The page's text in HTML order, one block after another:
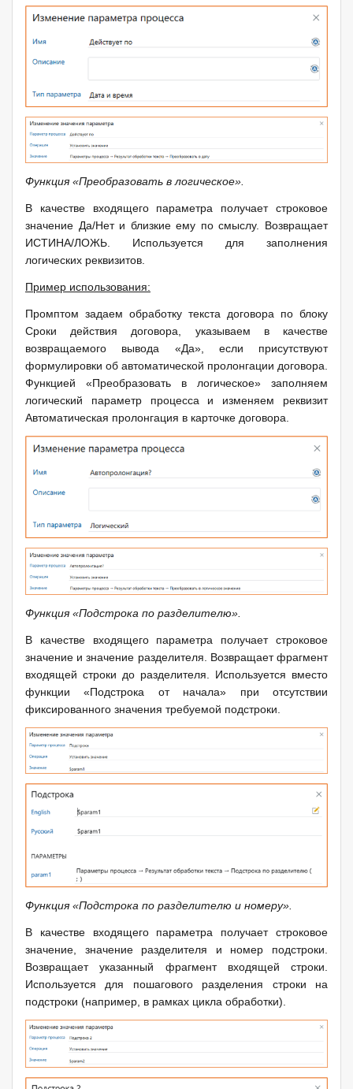
Функция «Преобразовать в логическое».
В качестве входящего параметра получает строковое
значение Да/Нет и близкие ему по смыслу. Возвращает
ИСТИНА/ЛОЖЬ. Используется для заполнения
логических реквизитов.
Пример использования:
Промптом задаем обработку текста договора по блоку
Сроки действия договора, указываем в качестве
возвращаемого вывода «Да», если присутствуют
формулировки об автоматической пролонгации договора.
Функцией «Преобразовать в логическое» заполняем
логический параметр процесса и изменяем реквизит
Автоматическая пролонгация в карточке договора.
Функция «Подстрока по разделителю».
В качестве входящего параметра получает строковое
значение и значение разделителя. Возвращает фрагмент
входящей строки до разделителя. Используется вместо
функции «Подстрока от начала» при отсутствии
фиксированного значения требуемой подстроки.
Функция «Подстрока по разделителю и номеру».
В качестве входящего параметра получает строковое
значение, значение разделителя и номер подстроки.
Возвращает указанный фрагмент входящей строки.
Используется для пошагового разделения строки на
подстроки (например, в рамках цикла обработки).